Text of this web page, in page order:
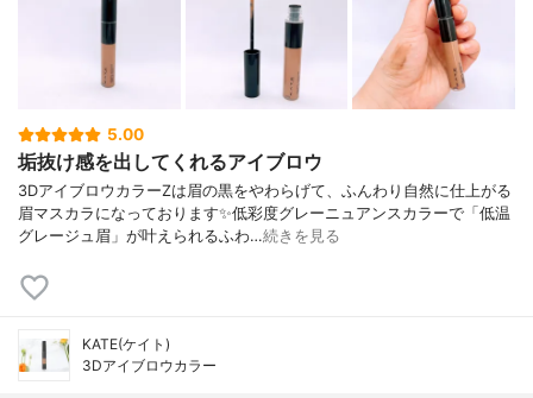
5.00
垢抜け感を出してくれるアイブロウ
3DアイブロウカラーZは眉の黒をやわらげて、ふんわり自然に仕上がる
眉マスカラになっております✨低彩度グレーニュアンスカラーで「低温
グレージュ眉」が叶えられるふわ…続きを見る
KATE(ケイト)
3Dアイブロウカラー